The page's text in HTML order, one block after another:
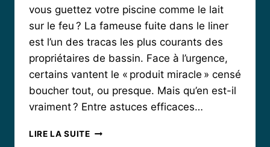
vous guettez votre piscine comme le lait
sur le feu ? La fameuse fuite dans le liner
est l’un des tracas les plus courants des
propriétaires de bassin. Face à l’urgence,
certains vantent le « produit miracle » censé
boucher tout, ou presque. Mais qu’en est-il
vraiment ? Entre astuces efficaces…
LIRE LA SUITEPRODUIT